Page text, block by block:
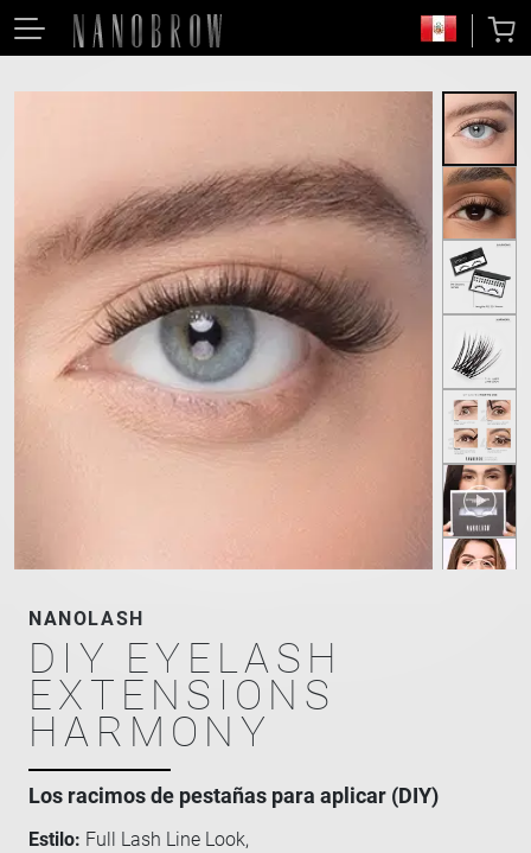
NANOLASH
DIY EYELASH
EXTENSIONS
HARMONY
Los racimos de pestañas para aplicar (DIY)
Estilo: Full Lash Line Look,